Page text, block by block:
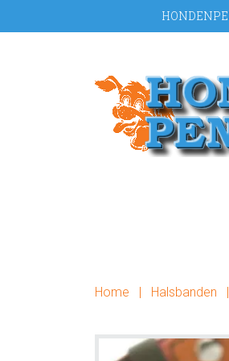
naar
naar
Home | Halsbanden |